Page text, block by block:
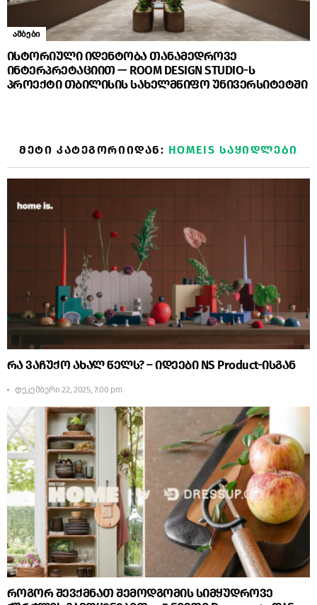
ამბები
ისტორიული იდენტობა თანამედროვე
ინტერპრეტაციით — ROOM DESIGN STUDIO-ს
პროექტი თბილისის სახელმწიფო უნივერსიტეტში
ᲛᲔᲢᲘ ᲙᲐᲢᲔᲒᲝᲠᲘᲘᲓᲐᲜ: HOMEIS ᲡᲐᲧᲘᲓᲚᲔᲑᲘ
რა ვაჩუქო ახალ წელს? – იდეები NS Product-ისგან
დეკემბერი 22, 2025, 7:00 pm
როგორ შევქმნათ შემოდგომის სიმყუდროვე